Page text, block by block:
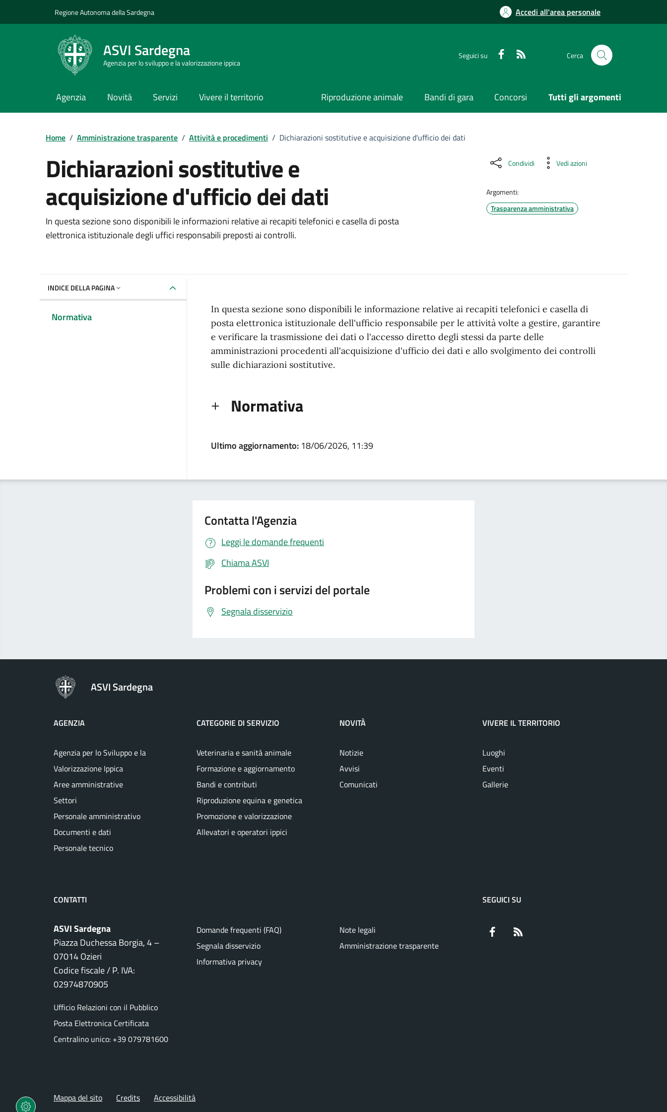
Regione Autonoma della Sardegna Accedi all'area personale
ASVI Sardegna
Agenzia per lo sviluppo e la valorizzazione ippica
Seguici su Cerca
Agenzia Novità Servizi Vivere il territorio Riproduzione animale Bandi di gara Concorsi Tutti gli argomenti
Home / Amministrazione trasparente / Attività e procedimenti / Dichiarazioni sostitutive e acquisizione d'ufficio dei dati
Dichiarazioni sostitutive e
acquisizione d'ufficio dei dati
Dettaglio Amministrazione Trasparente
In questa sezione sono disponibili le informazioni relative ai recapiti telefonici e casella di posta
elettronica istituzionale degli uffici responsabili preposti ai controlli.
Condividi Vedi azioni
Argomenti:
Trasparenza amministrativa
INDICE DELLA PAGINA
Normativa
In questa sezione sono disponibili le informazione relative ai recapiti telefonici e casella di
posta elettronica istituzionale dell'ufficio responsabile per le attività volte a gestire, garantire
e verificare la trasmissione dei dati o l'accesso diretto degli stessi da parte delle
amministrazioni procedenti all'acquisizione d'ufficio dei dati e allo svolgimento dei controlli
sulle dichiarazioni sostitutive.
Normativa
Ultimo aggiornamento: 18/06/2026, 11:39
Contatta l'Agenzia
Leggi le domande frequenti
Chiama ASVI
Problemi con i servizi del portale
Segnala disservizio
ASVI Sardegna
AGENZIA
Agenzia per lo Sviluppo e la
Valorizzazione Ippica
Aree amministrative
Settori
Personale amministrativo
Documenti e dati
Personale tecnico
CATEGORIE DI SERVIZIO
Veterinaria e sanità animale
Formazione e aggiornamento
Bandi e contributi
Riproduzione equina e genetica
Promozione e valorizzazione
Allevatori e operatori ippici
NOVITÀ
Notizie
Avvisi
Comunicati
VIVERE IL TERRITORIO
Luoghi
Eventi
Gallerie
CONTATTI
ASVI Sardegna
Piazza Duchessa Borgia, 4 –
07014 Ozieri
Codice fiscale / P. IVA:
02974870905
Ufficio Relazioni con il Pubblico
Posta Elettronica Certificata
Centralino unico: +39 079781600
Domande frequenti (FAQ)
Segnala disservizio
Informativa privacy
Note legali
Amministrazione trasparente
SEGUICI SU
Facebook
Mappa del sito Credits Accessibilità